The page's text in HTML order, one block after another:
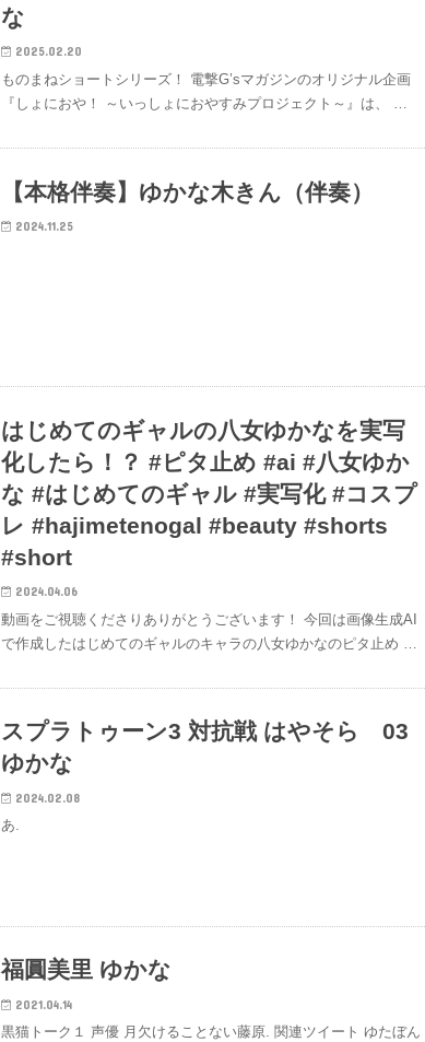
な
2025.02.20
ものまねショートシリーズ！ 電撃G’sマガジンのオリジナル企画
『しょにおや！ ～いっしょにおやすみプロジェクト～』は、 …
【本格伴奏】ゆかな木きん（伴奏）
2024.11.25
はじめてのギャルの八女ゆかなを実写
化したら！？ #ピタ止め #ai #八女ゆか
な #はじめてのギャル #実写化 #コスプ
レ #hajimetenogal #beauty #shorts
#short
2024.04.06
動画をご視聴くださりありがとうございます！ 今回は画像生成AI
で作成したはじめてのギャルのキャラの八女ゆかなのピタ止め …
スプラトゥーン3 対抗戦 はやそら 03
ゆかな
2024.02.08
あ.
福圓美里 ゆかな
2021.04.14
黒猫トーク１ 声優 月欠けることない藤原. 関連ツイート ゆたぼん